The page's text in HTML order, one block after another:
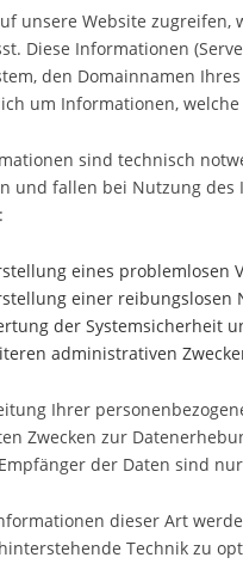
unsere Website
Diese Informationen
den Domainnamen
um Informationen,
sind technisch
und fallen bei Nutzung des
eines problemlosen
einer reibungslosen
der Systemsicherheit
administrativen
Ihrer
Zwecken zur
der Daten sind
dieser Art
Technik zu